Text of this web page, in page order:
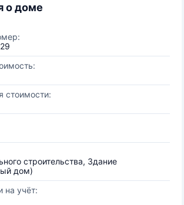
о доме
стоимости:
строительства, Здание
дом)
на учёт: